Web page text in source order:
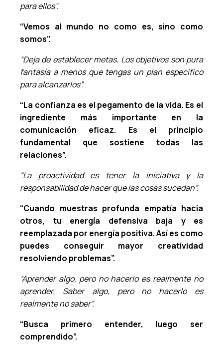
para ellos”.
“Vemos al mundo no como es, sino como
somos”.
“Deja de establecer metas. Los objetivos son pura
fantasía a menos que tengas un plan específico
para alcanzarlos”.
“La confianza es el pegamento de la vida. Es el
ingrediente más importante en la
comunicación eficaz. Es el principio
fundamental que sostiene todas las
relaciones”.
“La proactividad es tener la iniciativa y la
responsabilidad de hacer que las cosas sucedan”.
“Cuando muestras profunda empatía hacia
otros, tu energía defensiva baja y es
reemplazada por energía positiva. Así es como
puedes conseguir mayor creatividad
resolviendo problemas”.
“Aprender algo, pero no hacerlo es realmente no
aprender. Saber algo, pero no hacerlo es
realmente no saber”.
“Busca primero entender, luego ser
comprendido”.